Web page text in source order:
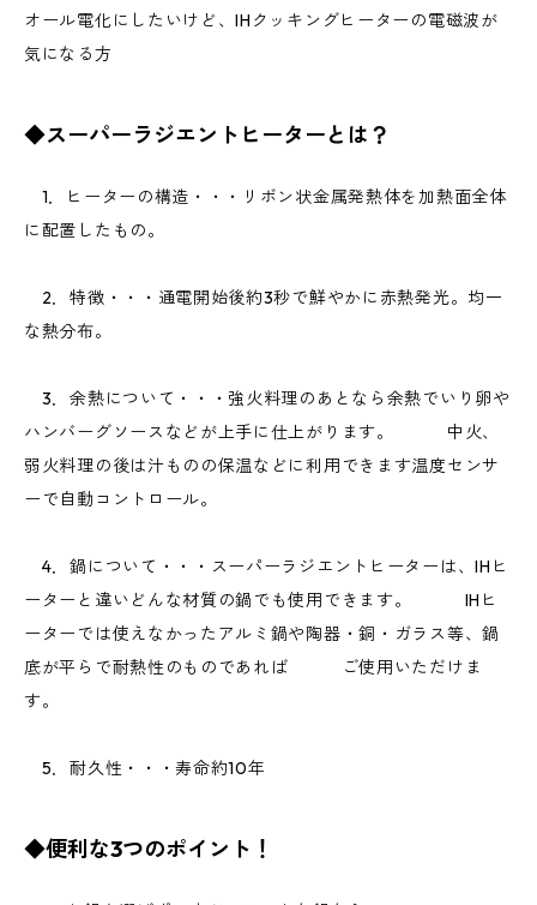
オール電化にしたいけど、IHクッキングヒーターの電磁波が
気になる方
◆スーパーラジエントヒーターとは？
1．ヒーターの構造・・・リボン状金属発熱体を加熱面全体
に配置したもの。
2．特徴・・・通電開始後約3秒で鮮やかに赤熱発光。均一
な熱分布。
3．余熱について・・・強火料理のあとなら余熱でいり卵や
ハンバーグソースなどが上手に仕上がります。 中火、
弱火料理の後は汁ものの保温などに利用できます温度センサ
ーで自動コントロール。
4．鍋について・・・スーパーラジエントヒーターは、IHヒ
ーターと違いどんな材質の鍋でも使用できます。 IHヒ
ーターでは使えなかったアルミ鍋や陶器・銅・ガラス等、鍋
底が平らで耐熱性のものであれば ご使用いただけま
す。
5．耐久性・・・寿命約10年
◆便利な3つのポイント！